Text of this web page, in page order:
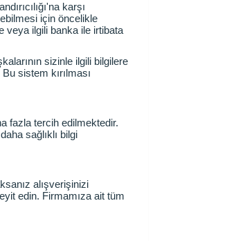
karşı
için öncelikle
veya ilgili banka ile irtibata
sizinle ilgili bilgilere
sistem kırılması
fazla tercih edilmektedir.
sağlıklı bilgi
alışverişinizi
edin. Firmamıza ait tüm